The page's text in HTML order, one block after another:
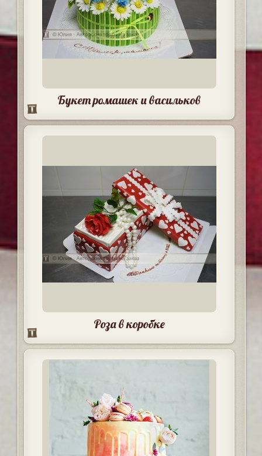
Букет ромашек и васильков
Роза в коробке